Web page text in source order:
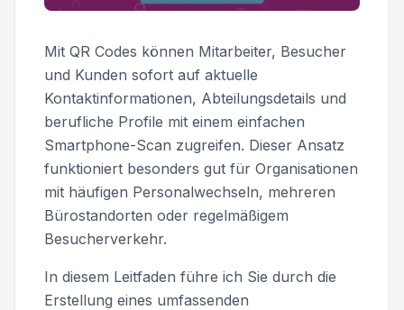
Mit QR Codes können Mitarbeiter, Besucher
und Kunden sofort auf aktuelle
Kontaktinformationen, Abteilungsdetails und
berufliche Profile mit einem einfachen
Smartphone-Scan zugreifen. Dieser Ansatz
funktioniert besonders gut für Organisationen
mit häufigen Personalwechseln, mehreren
Bürostandorten oder regelmäßigem
Besucherverkehr.
In diesem Leitfaden führe ich Sie durch die
Erstellung eines umfassenden